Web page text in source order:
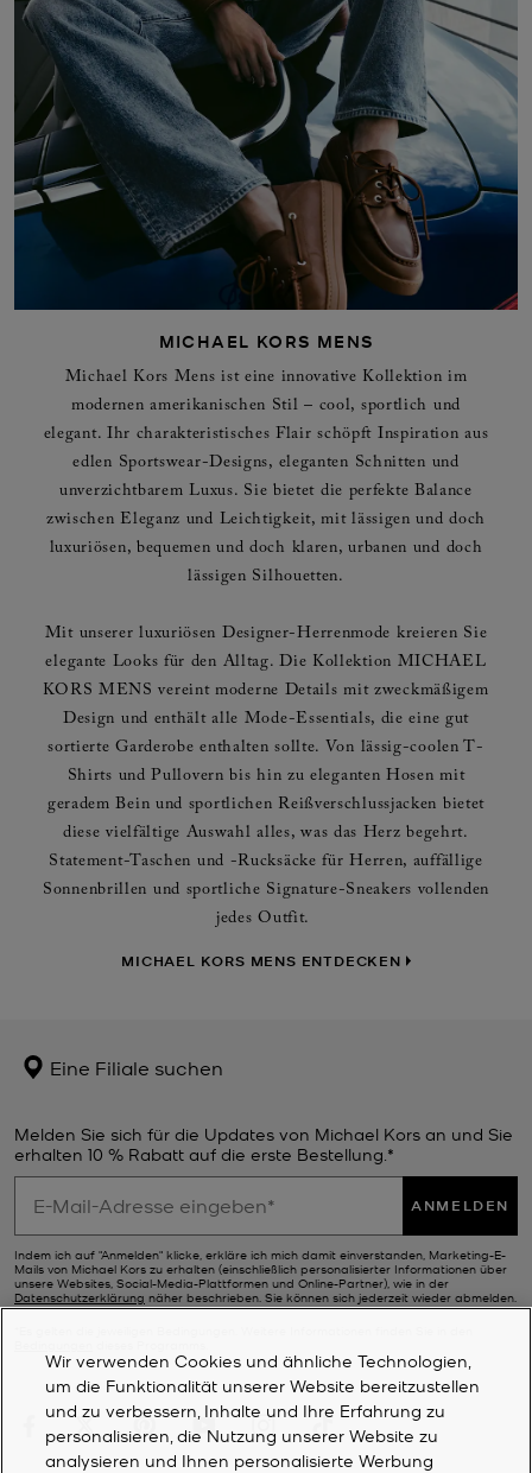
MICHAEL KORS MENS
Michael Kors Mens ist eine innovative Kollektion im
modernen amerikanischen Stil – cool, sportlich und
elegant. Ihr charakteristisches Flair schöpft Inspiration aus
edlen Sportswear-Designs, eleganten Schnitten und
unverzichtbarem Luxus. Sie bietet die perfekte Balance
zwischen Eleganz und Leichtigkeit, mit lässigen und doch
luxuriösen, bequemen und doch klaren, urbanen und doch
lässigen Silhouetten.
Mit unserer luxuriösen Designer-Herrenmode kreieren Sie
elegante Looks für den Alltag. Die Kollektion MICHAEL
KORS MENS vereint moderne Details mit zweckmäßigem
Design und enthält alle Mode-Essentials, die eine gut
sortierte Garderobe enthalten sollte. Von lässig-coolen T-
Shirts und Pullovern bis hin zu eleganten Hosen mit
geradem Bein und sportlichen Reißverschlussjacken bietet
diese vielfältige Auswahl alles, was das Herz begehrt.
Statement-Taschen und -Rucksäcke für Herren, auffällige
Sonnenbrillen und sportliche Signature-Sneakers vollenden
jedes Outfit.
MICHAEL KORS MENS ENTDECKEN
Eine Filiale suchen
Melden Sie sich für die Updates von Michael Kors an und Sie
erhalten 10 % Rabatt auf die erste Bestellung.*
ANMELDEN
Indem ich auf "Anmelden" klicke, erkläre ich mich damit einverstanden, Marketing-E-
Mails von Michael Kors zu erhalten (einschließlich personalisierter Informationen über
unsere Websites, Social-Media-Plattformen und Online-Partner), wie in der
Datenschutzerklärung näher beschrieben. Sie können sich jederzeit wieder abmelden.
Wir verwenden Cookies und ähnliche Technologien,
um die Funktionalität unserer Website bereitzustellen
und zu verbessern, Inhalte und Ihre Erfahrung zu
personalisieren, die Nutzung unserer Website zu
analysieren und Ihnen personalisierte Werbung